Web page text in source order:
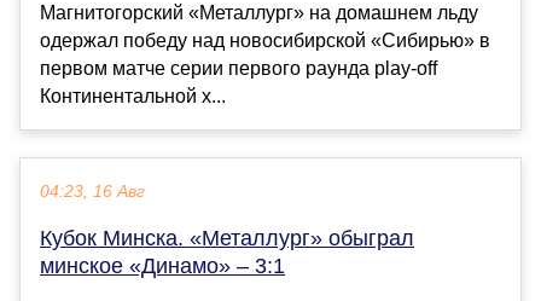
Магнитогорский «Металлург» на домашнем льду
одержал победу над новосибирской «Сибирью» в
первом матче серии первого раунда play-off
Континентальной х...
04:23, 16 Авг
Кубок Минска. «Металлург» обыграл
минское «Динамо» – 3:1